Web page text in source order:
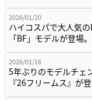
2026/01/20
ハイコスパで大人気
「BF」モデルが登場
2026/01/16
5年ぶりのモデルチェ
『26フリームス』が